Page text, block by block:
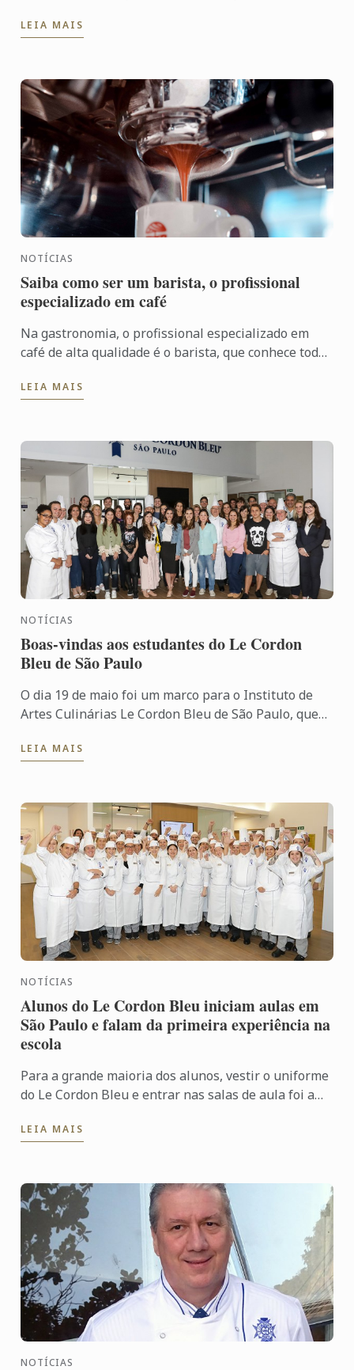
862, Vila ...
LEIA MAIS
NOTÍCIAS
Saiba como ser um barista, o profissional
especializado em café
Na gastronomia, o profissional especializado em
café de alta qualidade é o barista, que conhece todos
extração, ...
LEIA MAIS
NOTÍCIAS
Boas-vindas aos estudantes do Le Cordon
Bleu de São Paulo
O dia 19 de maio foi um marco para o Instituto de
Artes Culinárias Le Cordon Bleu de São Paulo, que
Day, ...
LEIA MAIS
NOTÍCIAS
Alunos do Le Cordon Bleu iniciam aulas em
São Paulo e falam da primeira experiência na
escola
Para a grande maioria dos alunos, vestir o uniforme
do Le Cordon Bleu e entrar nas salas de aula foi a
alguns ...
LEIA MAIS
NOTÍCIAS